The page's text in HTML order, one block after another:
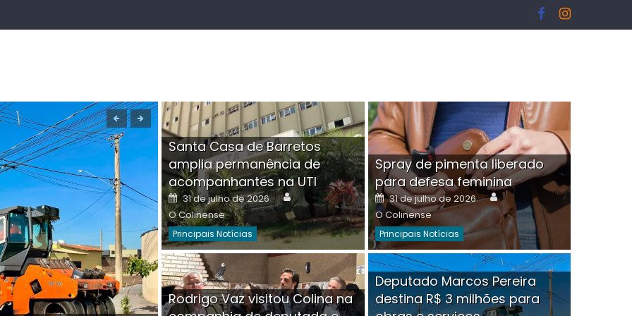
Boutique na Av. Ângelo Martins Tristão é
invadida por criminoso mascarado
Santa Casa de Barretos
amplia permanência de
acompanhantes na UTI
Posted
on
31 de julho de 2026 Author
O Colinense
Principais Notícias
Spray de pimenta liberado
para defesa feminina
Posted
on
31 de julho de 2026 Author
O Colinense
Principais Notícias
Rodrigo Vaz visitou Colina na
Deputado Marcos Pereira
destina R$ 3 milhões para